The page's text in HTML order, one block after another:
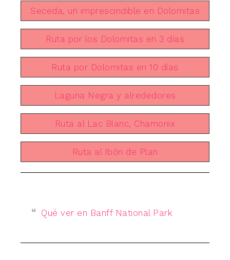
Seceda, un imprescindible en Dolomitas
Ruta por los Dolomitas en 3 días
Ruta por Dolomitas en 10 días
Laguna Negra y alrededores
Ruta al Lac Blanc, Chamonix
Ruta al Ibón de Plan
Qué ver en Banff National Park